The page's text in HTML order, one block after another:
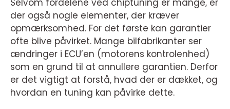
Selvom fordelene ved chiptuning er mange, er
der også nogle elementer, der kræver
opmærksomhed. For det første kan garantier
ofte blive påvirket. Mange bilfabrikanter ser
ændringer i ECU’en (motorens kontrolenhed)
som en grund til at annullere garantien. Derfor
er det vigtigt at forstå, hvad der er dækket, og
hvordan en tuning kan påvirke dette.